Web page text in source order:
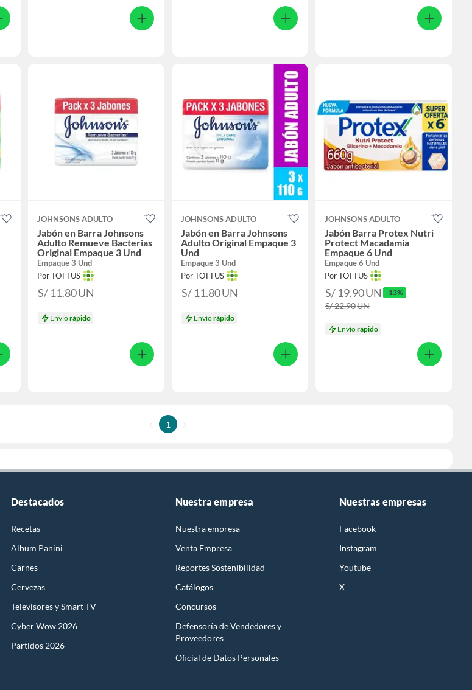
JOHNSONS ADULTO
Jabón en Barra Johnsons
Adulto Remueve Bacterias
Original Empaque 3 Und
Empaque 3 Und
Por TOTTUS
S/ 11.80UN
Envíorápido
JOHNSONS ADULTO
Jabón en Barra Johnsons
Adulto Original Empaque 3
Und
Empaque 3 Und
Por TOTTUS
S/ 11.80UN
Envíorápido
JOHNSONS ADULTO
Jabón Barra Protex Nutri
Protect Macadamia
Empaque 6 Und
Empaque 6 Und
Por TOTTUS
S/ 19.90UN -13%
S/ 22.90UN
Envíorápido
1
Destacados
Recetas
Album Panini
Carnes
Cervezas
Televisores y Smart TV
Cyber Wow 2026
Partidos 2026
Nuestra empresa
Nuestra empresa
Venta Empresa
Reportes Sostenibilidad
Catálogos
Concursos
Defensoría de Vendedores y
Proveedores
Oficial de Datos Personales
Nuestras empresas
Facebook
Instagram
Youtube
X